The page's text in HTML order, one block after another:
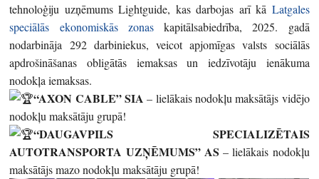
tehnoloģiju uzņēmums Lightguide, kas darbojas arī kā Latgales
speciālās ekonomiskās zonaskapitālsabiedrība, 2025. gadā
nodarbināja 292 darbiniekus, veicot apjomīgas valsts sociālās
apdrošināšanas obligātās iemaksas un iedzīvotāju ienākuma
nodokļa iemaksas.
“AXON CABLE” SIA – lielākais nodokļu maksātājs vidējo
nodokļu maksātāju grupā!
“DAUGAVPILS SPECIALIZĒTAIS
AUTOTRANSPORTA UZŅĒMUMS” AS – lielākais nodokļu
maksātājs mazo nodokļu maksātāju grupā!